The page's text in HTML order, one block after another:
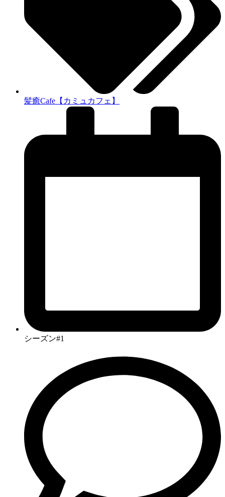
髪癒Cafe【カミュカフェ】
シーズン#1